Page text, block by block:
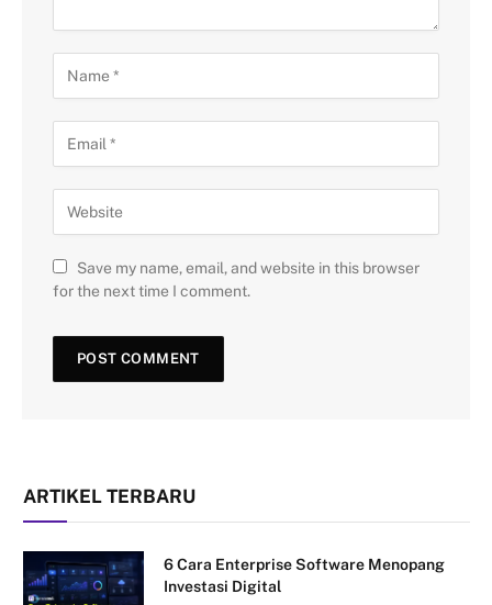
Save my name, email, and website in this browser
for the next time I comment.
ARTIKEL TERBARU
6 Cara Enterprise Software Menopang
Investasi Digital